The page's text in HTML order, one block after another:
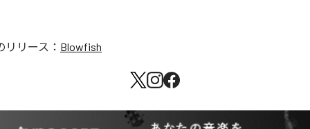
リリース： Blowfish